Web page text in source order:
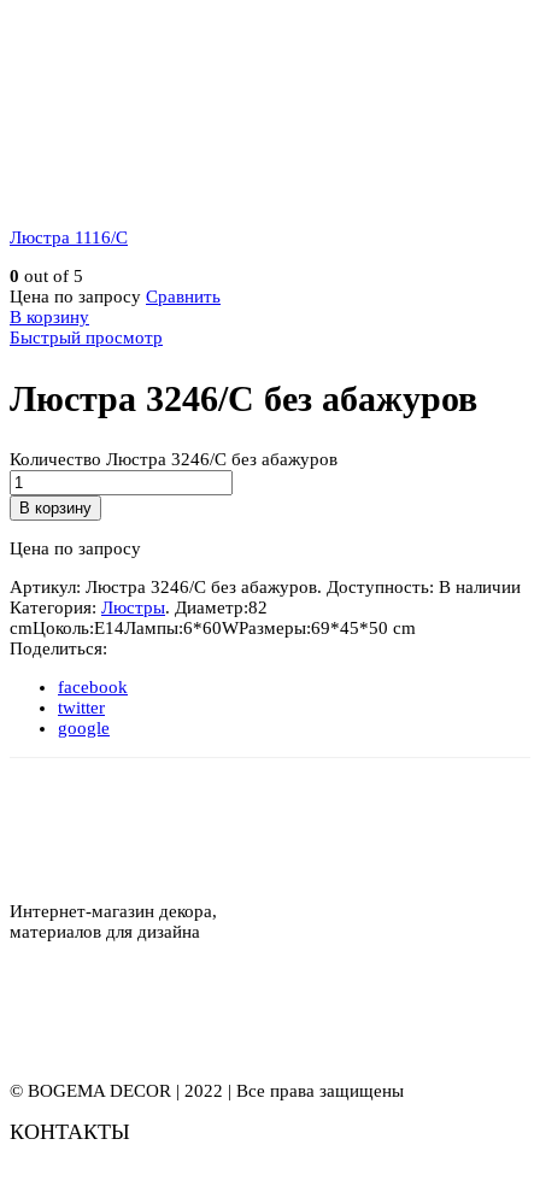
Люстра 1116/C
0 out of 5
Цена по запросу Сравнить
В корзину
Быстрый просмотр
Люстра 3246/C без абажуров
Количество Люстра 3246/C без абажуров
В корзину
Цена по запросу
Артикул: Люстра 3246/C без абажуров. Доступность: В наличии
Категория: Люстры. Диаметр:82
cmЦоколь:E14Лампы:6*60WРазмеры:69*45*50 cm
Поделиться:
facebook
twitter
google
Интернет-магазин декора,
материалов для дизайна
© BOGEMA DECOR | 2022 | Все права защищены
КОНТАКТЫ